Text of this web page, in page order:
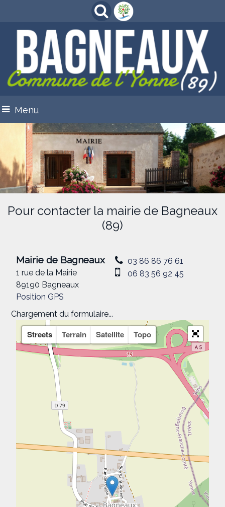
Menu
Pour contacter la mairie de Bagneaux
(89)
Mairie de Bagneaux
1 rue de la Mairie
89190 Bagneaux
Position GPS
03 86 86 76 61
06 83 56 92 45
Chargement du formulaire...
Streets Terrain Satellite Topo